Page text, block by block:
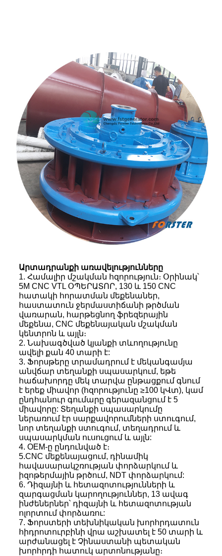
Արտադրանքի առավելությունները
1. Համալիր մշակման հզորություն։ Օրինակ՝
5M CNC VTL ՕՊԵՐԱՏՈՐ, 130 և 150 CNC
հատակի հորատման մեքենաներ,
հաստատուն ջերմաստիճանի թրծման
վառարան, հարթեցնող ֆրեզերային
մեքենա, CNC մեքենայական մշակման
կենտրոն և այլն։
2. Նախագծված կյանքի տևողությունը
ավելի քան 40 տարի է:
3. Ֆորսթերը տրամադրում է մեկանգամյա
անվճար տեղանքի սպասարկում, եթե
հաճախորդը մեկ տարվա ընթացքում գնում
է երեք միավոր (հզորությունը ≥100 կՎտ), կամ
ընդհանուր գումարը գերազանցում է 5
միավորը: Տեղանքի սպասարկումը
ներառում էր սարքավորումների ստուգում,
նոր տեղանքի ստուգում, տեղադրում և
սպասարկման ուսուցում և այլն:
4. OEM-ը ընդունված է։
5.CNC մեքենայացում, դինամիկ
հավասարակշռության փորձարկում և
իզոթերմային թրծում, NDT փորձարկում:
6. Դիզայնի և հետազոտությունների և
զարգացման կարողություններ, 13 ավագ
ինժեներներ՝ դիզայնի և հետազոտության
ոլորտում փորձառու:
7. Ֆորստերի տեխնիկական խորհրդատուն
հիդրոտուրբինի վրա աշխատել է 50 տարի և
արժանացել է Չինաստանի պետական ​​
խորհրդի հատուկ արտոնությանը։